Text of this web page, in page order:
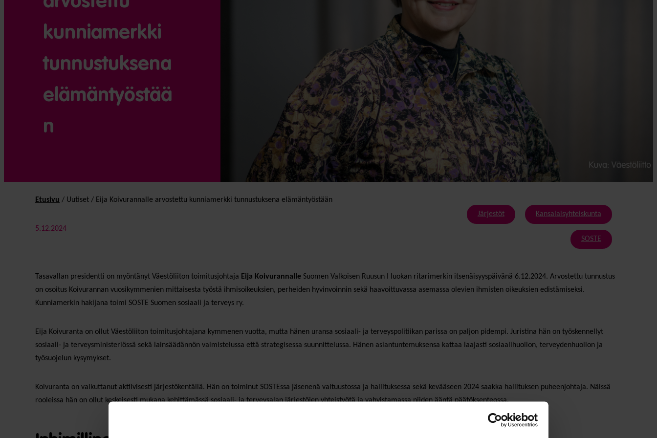
kunniamerkki
tunnustuksena
elämäntyöstää
n
Etusivu / Uutiset / Eija Koivurannalle arvostettu kunniamerkki tunnustuksena elämäntyöstään
5.12.2024
Järjestöt Kansalaisyhteiskunta
SOSTE
Tasavallan presidentti on myöntänyt Väestöliiton toimitusjohtaja Eija Koivurannalle Suomen Valkoisen Ruusun I luokan ritarimerkin itsenäisyyspäivänä 6.12.2024. Arvostettu tunnustus
on osoitus Koivurannan vuosikymmenien mittaisesta työstä ihmisoikeuksien, perheiden hyvinvoinnin sekä haavoittuvassa asemassa olevien ihmisten oikeuksien edistämiseksi.
Kunniamerkin hakijana toimi SOSTE Suomen sosiaali ja terveys ry.
Eija Koivuranta on ollut Väestöliiton toimitusjohtajana kymmenen vuotta, mutta hänen uransa sosiaali- ja terveyspolitiikan parissa on paljon pidempi. Juristina hän on työskennellyt
sosiaali- ja terveysministeriössä sekä lainsäädännön valmistelussa että strategisessa suunnittelussa. Hänen asiantuntemuksensa kattaa laajasti sosiaalihuollon, terveydenhuollon ja
työsuojelun kysymykset.
Koivuranta on vaikuttanut aktiivisesti järjestökentällä. Hän on toiminut SOSTEssa jäsenenä valtuustossa ja hallituksessa sekä kevääseen 2024 saakka hallituksen puheenjohtaja. Näissä
rooleissa hän on ollut keskeisesti mukana kehittämässä sosiaali- ja terveysalan järjestöjen yhteistyötä ja vahvistamassa niiden ääntä päätöksenteossa.